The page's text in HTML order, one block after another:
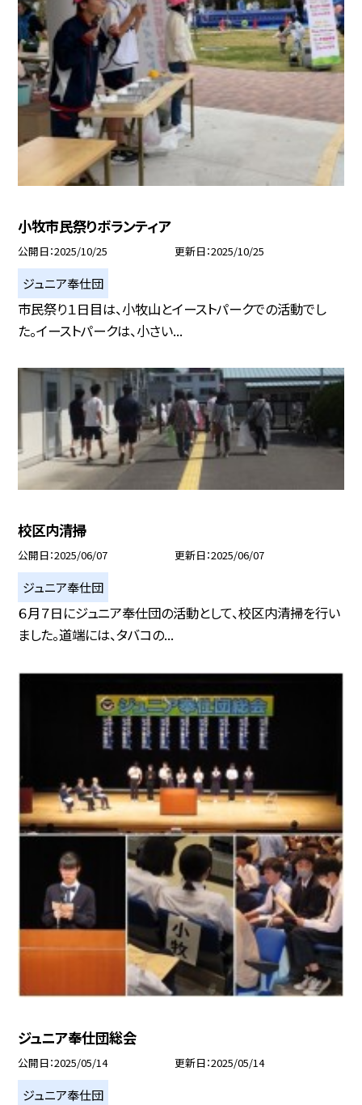
小牧市民祭りボランティア
公開日 2025/10/25 更新日 2025/10/25
ジュニア奉仕団
市民祭り１日目は、小牧山とイーストパークでの活動でし
た。イーストパークは、小さい...
校区内清掃
公開日 2025/06/07 更新日 2025/06/07
ジュニア奉仕団
６月７日にジュニア奉仕団の活動として、校区内清掃を行い
ました。道端には、タバコの...
ジュニア奉仕団総会
公開日 2025/05/14 更新日 2025/05/14
ジュニア奉仕団